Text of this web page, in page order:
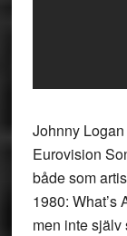
Johnny
Eurovision
både som
1980: What’s
men inte själv